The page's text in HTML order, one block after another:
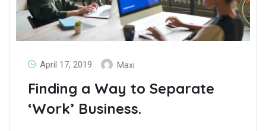
April 17, 2019 Maxi
Finding a Way to Separate
‘Work’ Business.